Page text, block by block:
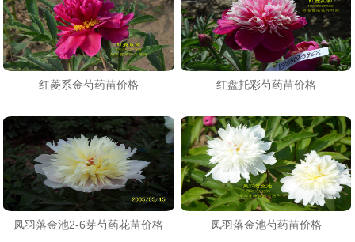
红菱系金芍药苗价格 红盘托彩芍药苗价格
凤羽落金池2-6芽芍药花苗价格 凤羽落金池芍药苗价格